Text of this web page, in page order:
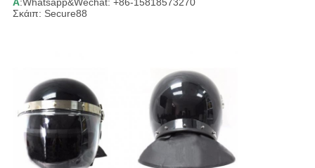
Α:Whatsapp&Wechat: +86-15818573270
Σκάιπ: Secure88